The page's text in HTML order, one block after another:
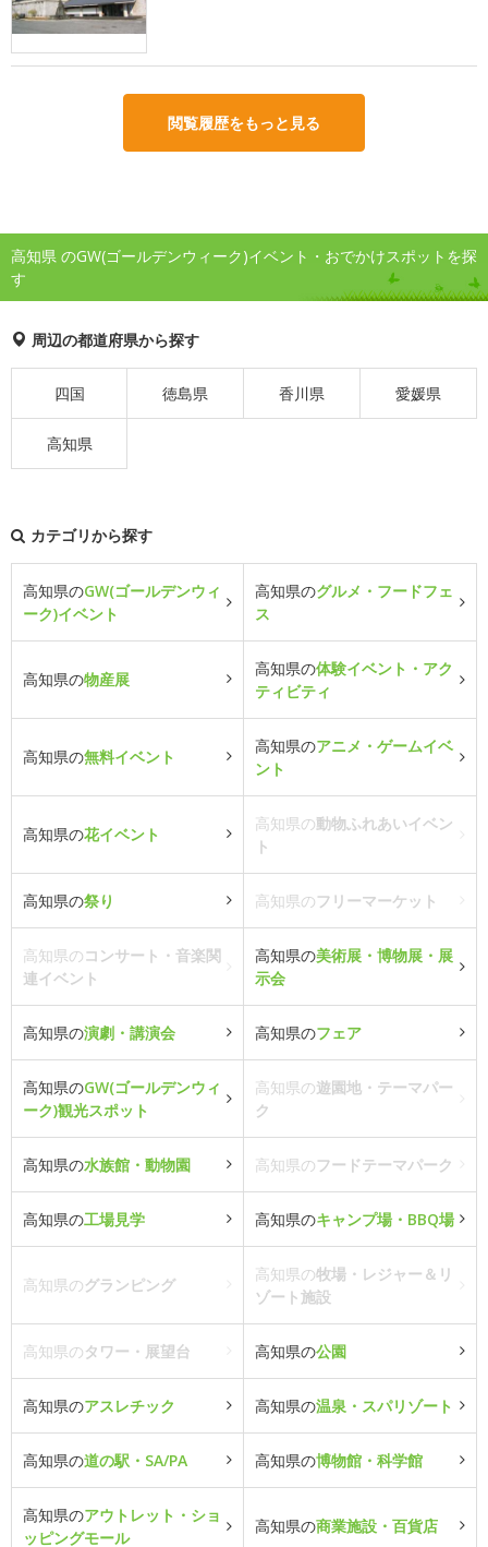
閲覧履歴をもっと見る
高知県 のGW(ゴールデンウィーク)イベント・おでかけスポットを探
す
周辺の都道府県から探す
四国 徳島県 香川県 愛媛県
高知県
カテゴリから探す
高知県のGW(ゴールデンウィ
ーク)イベント
高知県のグルメ・フードフェ
ス
高知県の物産展
高知県の体験イベント・アク
ティビティ
高知県の無料イベント
高知県のアニメ・ゲームイベ
ント
高知県の花イベント
高知県の動物ふれあいイベン
ト
高知県の祭り 高知県のフリーマーケット
高知県のコンサート・音楽関
連イベント
高知県の美術展・博物展・展
示会
高知県の演劇・講演会 高知県のフェア
高知県のGW(ゴールデンウィ
ーク)観光スポット
高知県の遊園地・テーマパー
ク
高知県の水族館・動物園 高知県のフードテーマパーク
高知県の工場見学 高知県のキャンプ場・BBQ場
高知県のグランピング
高知県の牧場・レジャー＆リ
ゾート施設
高知県のタワー・展望台 高知県の公園
高知県のアスレチック 高知県の温泉・スパリゾート
高知県の道の駅・SA/PA 高知県の博物館・科学館
高知県のアウトレット・ショ
ッピングモール
高知県の商業施設・百貨店